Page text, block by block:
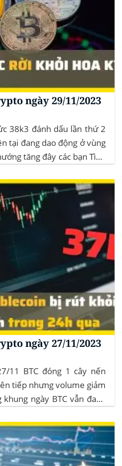
ngày 29/11/2023
38k3 đánh dấu lần thứ 2
tại đang dao động ở vùng
tăng đây các bạn Tình
ngày 27/11/2023
11 BTC đóng 1 cây nến
tiếp nhưng volume giảm
ngày BTC vẫn đang
các sàn giao dịch...